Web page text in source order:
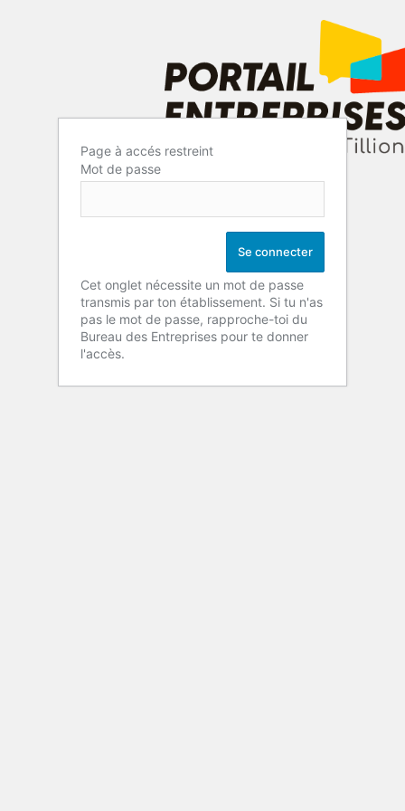
Page à accés restreint
Mot de passe
Cet onglet nécessite un mot de passe
transmis par ton établissement. Si tu n'as
pas le mot de passe, rapproche-toi du
Bureau des Entreprises pour te donner
l'accès.